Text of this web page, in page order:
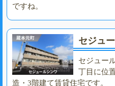
ですね。
セジュ
セジュー
丁目に位
造・3階建て賃貸住宅です。